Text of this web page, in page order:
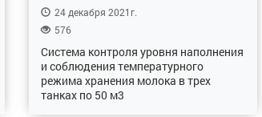
24 декабря 2021г.
576
Система контроля уровня наполнения
и соблюдения температурного
режима хранения молока в трех
танках по 50 м3